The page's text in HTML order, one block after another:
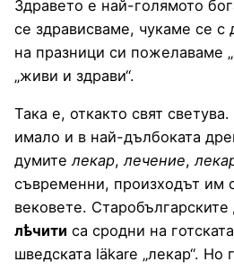
Здравето е най-голямото
се здрависваме, чукаме се с
на празници си пожелаваме
„живи и здрави“.
Така е, откакто свят
имало и в най-дълбоката
думителекар,лечение,
съвременни, произходът им
вековете. Старобългарските
лѣчити са сродни на
шведската läkare „лекар“. Но